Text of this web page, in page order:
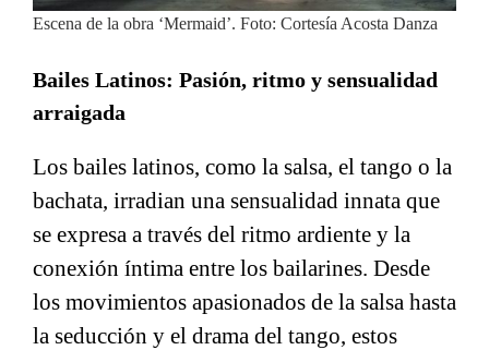
Escena de la obra ‘Mermaid’. Foto: Cortesía Acosta Danza
Bailes Latinos: Pasión, ritmo y sensualidad
arraigada
Los bailes latinos, como la salsa, el tango o la
bachata, irradian una sensualidad innata que
se expresa a través del ritmo ardiente y la
conexión íntima entre los bailarines. Desde
los movimientos apasionados de la salsa hasta
la seducción y el drama del tango, estos